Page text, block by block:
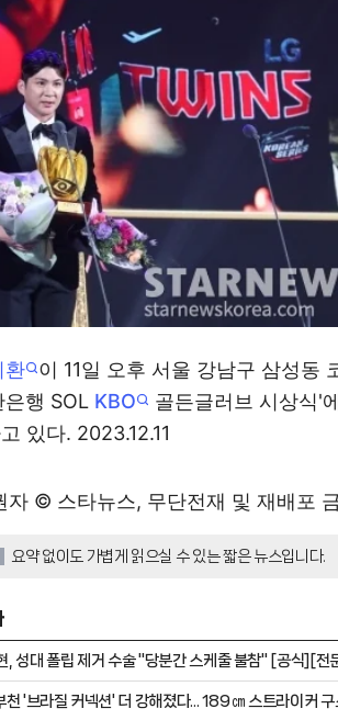
환
이 11일 오후 서울 강남구 삼성동
행 SOL KBO
골든글러브 시상식'
있다. 2023.12.11
자 © 스타뉴스, 무단전재 및 재배포
요약 없이도 가볍게 읽으실 수 있는 짧은 뉴스입니다.
, 성대 폴립 제거 수술 "당분간 스케줄 불참" [공식][전
천 '브라질 커넥션' 더 강해졌다... 189㎝ 스트라이커 구